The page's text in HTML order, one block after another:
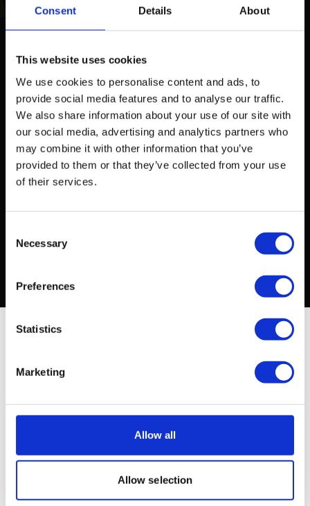
Consent Details About
This website uses cookies
We use cookies to personalise content and ads, to
provide social media features and to analyse our traffic.
We also share information about your use of our site with
our social media, advertising and analytics partners who
may combine it with other information that you’ve
provided to them or that they’ve collected from your use
of their services.
Selection
Necessary
Preferences
Statistics
Marketing
Allow all
Allow selection
Wil je dat wij je
account auditen?
Onze AI-gestuurde audit gaat dieper dan deze
checklist. We analyseren elk zoekwoord, elke
euro en elke campagne. Binnen 5 werkdagen een
compleet rapport met concrete actiepunten.
Google Ads Uitbesteden
De 7 Biedstrategieën van Google Ads